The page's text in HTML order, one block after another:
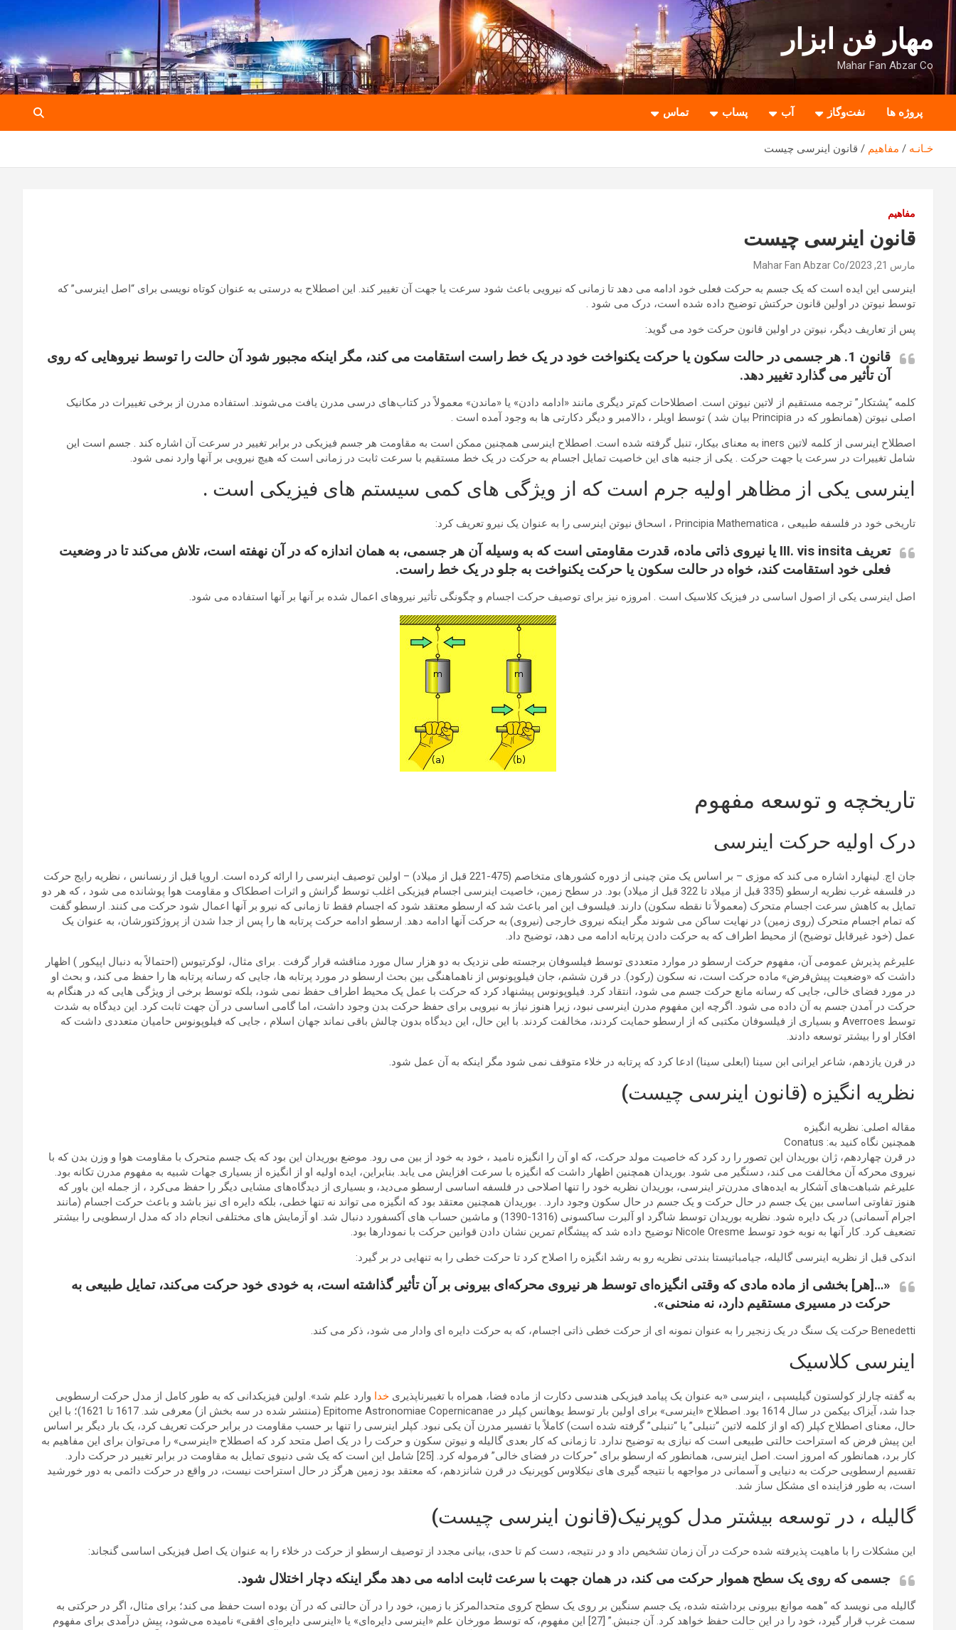
به
محتوا
بروید
مهار فن ابزار
Mahar Fan Abzar Co
پروژه ها نفت‌وگاز آب پساب تماس
خـانـه مفاهیم قانون اینرسی چیست
مفاهیم
قانون اینرسی چیست
مارس 21, 2023 Mahar Fan Abzar Co
اینرسی این ایده است که یک جسم به حرکت فعلی خود ادامه می دهد تا زمانی که نیرویی باعث شود سرعت یا جهت آن تغییر کند. این اصطلاح به درستی به عنوان کوتاه نویسی برای “اصل اینرسی” که
توسط نیوتن در اولین قانون حرکتش توضیح داده شده است، درک می شود .
پس از تعاریف دیگر، نیوتن در اولین قانون حرکت خود می گوید:
قانون 1. هر جسمی در حالت سکون یا حرکت یکنواخت خود در یک خط راست استقامت می کند، مگر اینکه مجبور شود آن حالت را توسط نیروهایی که روی
آن تأثیر می گذارد تغییر دهد.
کلمه “پشتکار” ترجمه مستقیم از لاتین نیوتن است. اصطلاحات کم‌تر دیگری مانند «ادامه دادن» یا «ماندن» معمولاً در کتاب‌های درسی مدرن یافت می‌شوند. استفاده مدرن از برخی تغییرات در مکانیک
اصلی نیوتن (همانطور که در Principia بیان شد ) توسط اویلر ، دالامبر و دیگر دکارتی ها به وجود آمده است .
اصطلاح اینرسی از کلمه لاتین iners به ​​معنای بیکار، تنبل گرفته شده است. اصطلاح اینرسی همچنین ممکن است به مقاومت هر جسم فیزیکی در برابر تغییر در سرعت آن اشاره کند . جسم است این
شامل تغییرات در سرعت یا جهت حرکت . یکی از جنبه های این خاصیت تمایل اجسام به حرکت در یک خط مستقیم با سرعت ثابت در زمانی است که هیچ نیرویی بر آنها وارد نمی شود.
اینرسی یکی از مظاهر اولیه جرم است که از ویژگی های کمی سیستم های فیزیکی است .
تاریخی خود در فلسفه طبیعی ، Principia Mathematica ، اسحاق نیوتن اینرسی را به عنوان یک نیرو تعریف کرد:
تعریف III. vis insita یا نیروی ذاتی ماده، قدرت مقاومتی است که به وسیله آن هر جسمی، به همان اندازه که در آن نهفته است، تلاش می‌کند تا در وضعیت
فعلی خود استقامت کند، خواه در حالت سکون یا حرکت یکنواخت به جلو در یک خط راست.
اصل اینرسی یکی از اصول اساسی در فیزیک کلاسیک است . امروزه نیز برای توصیف حرکت اجسام و چگونگی تأثیر نیروهای اعمال شده بر آنها بر آنها استفاده می شود.
تاریخچه و توسعه مفهوم
درک اولیه حرکت اینرسی
جان اچ. لینهارد اشاره می کند که موزی – بر اساس یک متن چینی از دوره کشورهای متخاصم (475-221 قبل از میلاد) – اولین توصیف اینرسی را ارائه کرده است. اروپا قبل از رنسانس ، نظریه رایج حرکت
در فلسفه غرب نظریه ارسطو (335 قبل از میلاد تا 322 قبل از میلاد) بود. در سطح زمین، خاصیت اینرسی اجسام فیزیکی اغلب توسط گرانش و اثرات اصطکاک و مقاومت هوا پوشانده می شود ، که هر دو
تمایل به کاهش سرعت اجسام متحرک (معمولاً تا نقطه سکون) دارند. فیلسوف این امر باعث شد که ارسطو معتقد شود که اجسام فقط تا زمانی که نیرو بر آنها اعمال شود حرکت می کنند. ارسطو گفت
که تمام اجسام متحرک (روی زمین) در نهایت ساکن می شوند مگر اینکه نیروی خارجی (نیروی) به حرکت آنها ادامه دهد. ارسطو ادامه حرکت پرتابه ها را پس از جدا شدن از پروژکتورشان، به عنوان یک
عمل (خود غیرقابل توضیح) از محیط اطراف که به حرکت دادن پرتابه ادامه می دهد، توضیح داد.
علیرغم پذیرش عمومی آن، مفهوم حرکت ارسطو در موارد متعددی توسط فیلسوفان برجسته طی نزدیک به دو هزار سال مورد مناقشه قرار گرفت . برای مثال، لوکرتیوس (احتمالاً به دنبال اپیکور ) اظهار
داشت که «وضعیت پیش‌فرض» ماده حرکت است، نه سکون (رکود). در قرن ششم، جان فیلوپونوس از ناهماهنگی بین بحث ارسطو در مورد پرتابه ها، جایی که رسانه پرتابه ها را حفظ می کند، و بحث او
در مورد فضای خالی، جایی که رسانه مانع حرکت جسم می شود، انتقاد کرد. فیلوپونوس پیشنهاد کرد که حرکت با عمل یک محیط اطراف حفظ نمی شود، بلکه توسط برخی از ویژگی هایی که در هنگام به
حرکت در آمدن جسم به آن داده می شود. اگرچه این مفهوم مدرن اینرسی نبود، زیرا هنوز نیاز به نیرویی برای حفظ حرکت بدن وجود داشت، اما گامی اساسی در آن جهت ثابت کرد. این دیدگاه به شدت
توسط Averroes و بسیاری از فیلسوفان مکتبی که از ارسطو حمایت کردند، مخالفت کردند. با این حال، این دیدگاه بدون چالش باقی نماند جهان اسلام ، جایی که فیلوپونوس حامیان متعددی داشت که
افکار او را بیشتر توسعه دادند.
در قرن یازدهم، شاعر ایرانی ابن سینا (ابعلی سینا) ادعا کرد که پرتابه در خلاء متوقف نمی شود مگر اینکه به آن عمل شود.
نظریه انگیزه (قانون اینرسی چیست)
مقاله اصلی: نظریه انگیزه
همچنین نگاه کنید به: Conatus
در قرن چهاردهم، ژان بوریدان این تصور را رد کرد که خاصیت مولد حرکت، که او آن را انگیزه نامید ، خود به خود از بین می رود. موضع بوریدان این بود که یک جسم متحرک با مقاومت هوا و وزن بدن که با
نیروی محرکه آن مخالفت می کند، دستگیر می شود. بوریدان همچنین اظهار داشت که انگیزه با سرعت افزایش می یابد. بنابراین، ایده اولیه او از انگیزه از بسیاری جهات شبیه به مفهوم مدرن تکانه بود.
علیرغم شباهت‌های آشکار به ایده‌های مدرن‌تر اینرسی، بوریدان نظریه خود را تنها اصلاحی در فلسفه اساسی ارسطو می‌دید، و بسیاری از دیدگاه‌های مشایی دیگر را حفظ می‌کرد ، از جمله این باور که
هنوز تفاوتی اساسی بین یک جسم در حال حرکت و یک جسم در حال سکون وجود دارد. . بوریدان همچنین معتقد بود که انگیزه می تواند نه تنها خطی، بلکه دایره ای نیز باشد و باعث حرکت اجسام (مانند
اجرام آسمانی) در یک دایره شود. نظریه بوریدان توسط شاگرد او آلبرت ساکسونی (1316-1390) و ماشین حساب های آکسفورد دنبال شد. او آزمایش های مختلفی انجام داد که مدل ارسطویی را بیشتر
تضعیف کرد. کار آنها به نوبه خود توسط Nicole Oresme توضیح داده شد که پیشگام تمرین نشان دادن قوانین حرکت با نمودارها بود.
اندکی قبل از نظریه اینرسی گالیله، جیامباتیستا بندتی نظریه رو به رشد انگیزه را اصلاح کرد تا حرکت خطی را به تنهایی در بر گیرد:
«…[هر] بخشی از ماده مادی که وقتی انگیزه‌ای توسط هر نیروی محرکه‌ای بیرونی بر آن تأثیر گذاشته است، به خودی خود حرکت می‌کند، تمایل طبیعی به
حرکت در مسیری مستقیم دارد، نه منحنی».
Benedetti حرکت یک سنگ در یک زنجیر را به عنوان نمونه ای از حرکت خطی ذاتی اجسام، که به حرکت دایره ای وادار می شود، ذکر می کند.
اینرسی کلاسیک
به گفته چارلز کولستون گیلیسپی ، اینرسی «به عنوان یک پیامد فیزیکی هندسی دکارت از ماده فضا، همراه با تغییرناپذیری خدا وارد علم شد». اولین فیزیکدانی که به طور کامل از مدل حرکت ارسطویی
جدا شد، آیزاک بیکمن در سال 1614 بود. اصطلاح «اینرسی» برای اولین بار توسط یوهانس کپلر در Epitome Astronomiae Copernicanae (منتشر شده در سه بخش از) معرفی شد. 1617 تا 1621)؛ با این
حال، معنای اصطلاح کپلر (که او از کلمه لاتین “تنبلی” یا “تنبلی” گرفته شده است) کاملاً با تفسیر مدرن آن یکی نبود. کپلر اینرسی را تنها بر حسب مقاومت در برابر حرکت تعریف کرد، یک بار دیگر بر اساس
این پیش فرض که استراحت حالتی طبیعی است که نیازی به توضیح ندارد. تا زمانی که کار بعدی گالیله و نیوتن سکون و حرکت را در یک اصل متحد کرد که اصطلاح «اینرسی» را می‌توان برای این مفاهیم به
کار برد، همانطور که امروز است. اصل اینرسی، همانطور که ارسطو برای “حرکات در فضای خالی” فرموله کرد. [25] شامل این است که یک شی دنیوی تمایل به مقاومت در برابر تغییر در حرکت دارد.
تقسیم ارسطویی حرکت به دنیایی و آسمانی در مواجهه با نتیجه گیری های نیکلاوس کوپرنیک در قرن شانزدهم، که معتقد بود زمین هرگز در حال استراحت نیست، در واقع در حرکت دائمی به دور خورشید
است، به طور فزاینده ای مشکل ساز شد.
گالیله ، در توسعه بیشتر مدل کوپرنیک(قانون اینرسی چیست)
این مشکلات را با ماهیت پذیرفته شده حرکت در آن زمان تشخیص داد و در نتیجه، دست کم تا حدی، بیانی مجدد از توصیف ارسطو از حرکت در خلاء را به عنوان یک اصل فیزیکی اساسی گنجاند:
جسمی که روی یک سطح هموار حرکت می کند، در همان جهت با سرعت ثابت ادامه می دهد مگر اینکه دچار اختلال شود.
گالیله می نویسد که “همه موانع بیرونی برداشته شده، یک جسم سنگین بر روی یک سطح کروی متحدالمرکز با زمین، خود را در آن حالتی که در آن بوده است حفظ می کند؛ برای مثال، اگر در حرکتی به
سمت غرب قرار گیرد، خود را در این حالت حفظ خواهد کرد. آن جنبش.” [27] این مفهوم، که توسط مورخان علم «اینرسی دایره‌ای» یا «اینرسی دایره‌ای افقی» نامیده می‌شود، پیش درآمدی برای مفهوم